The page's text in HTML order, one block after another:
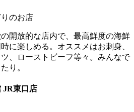
のお店
開放的な店内で、最高鮮度の海鮮
に楽しめる。オススメはお刺身、
、ローストビーフ等々。みんなで
り。
JR東口店